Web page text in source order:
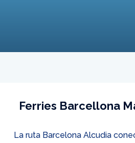
Ferries Barcellona
La ruta Barcelona Alcudia